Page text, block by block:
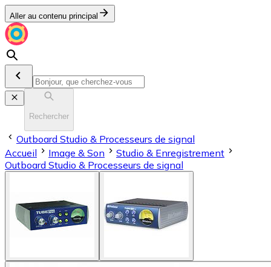
Aller au contenu principal
Rechercher
Outboard Studio & Processeurs de signal
Accueil
Image & Son
Stu­dio & En­re­gis­tre­ment
Outboard Studio & Processeurs de signal